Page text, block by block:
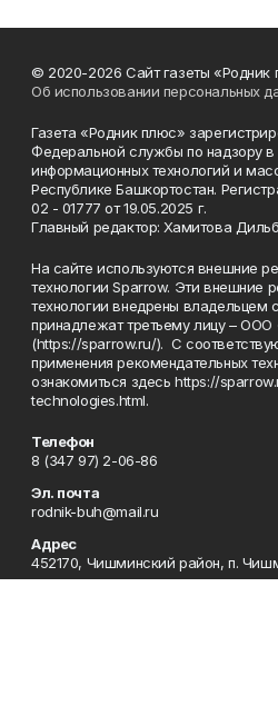
© 2020-2026 Сайт газеты «Родник
Об использовании персональных
Газета «Родник плюс»
Федеральной службы по надзору
информационных технологий и
Республике Башкортостан.
02 - 01777 от 19.05.2025 г.
Главный редактор: Хамитова
На сайте используются внешние
технологии Sparrow. Эти внешние
технологии внедрены владельцем
принадлежат третьему лицу –
(https://sparrow.ru/). С
применения рекомендательных
ознакомиться здесь https://
technologies.html.
Телефон
8 (347 97) 2-06-86
Эл. почта
rodnik-buh@mail.ru
Адрес
452170, Чишминский район, п.